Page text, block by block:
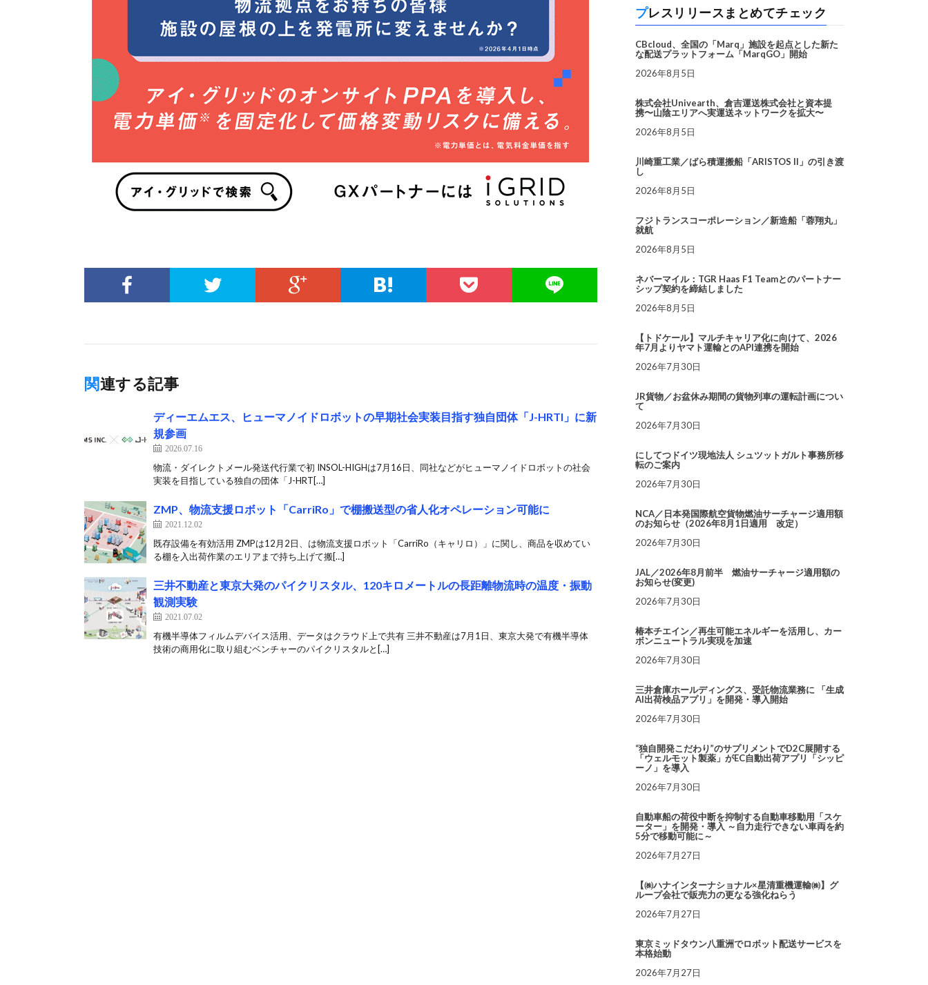
関連する記事
ディーエムエス、ヒューマノイドロボットの早期社会実装目指す独自団体「J-HRTI」に新
規参画
2026.07.16
物流・ダイレクトメール発送代行業で初 INSOL-HIGHは7月16日、同社などがヒューマノイドロボットの社会
実装を目指している独自の団体「J-HRT[…]
ZMP、物流支援ロボット「CarriRo」で棚搬送型の省人化オペレーション可能に
2021.12.02
既存設備を有効活用 ZMPは12月2日、は物流支援ロボット「CarriRo（キャリロ）」に関し、商品を収めてい
る棚を入出荷作業のエリアまで持ち上げて搬[…]
三井不動産と東京大発のパイクリスタル、120キロメートルの長距離物流時の温度・振動
観測実験
2021.07.02
有機半導体フィルムデバイス活用、データはクラウド上で共有 三井不動産は7月1日、東京大発で有機半導体
技術の商用化に取り組むベンチャーのパイクリスタルと[…]
プレスリリースまとめてチェック
CBcloud、全国の「Marq」施設を起点とした新た
な配送プラットフォーム「MarqGO」開始
2026年8月5日
株式会社Univearth、倉吉運送株式会社と資本提
携〜山陰エリアへ実運送ネットワークを拡大〜
2026年8月5日
川崎重工業／ばら積運搬船「ARISTOS II」の引き渡
し
2026年8月5日
フジトランスコーポレーション／新造船「蓉翔丸」
就航
2026年8月5日
ネバーマイル：TGR Haas F1 Teamとのパートナー
シップ契約を締結しました
2026年8月5日
【トドケール】マルチキャリア化に向けて、2026
年7月よりヤマト運輸とのAPI連携を開始
2026年7月30日
JR貨物／お盆休み期間の貨物列車の運転計画につい
て
2026年7月30日
にしてつドイツ現地法人 シュツットガルト事務所移
転のご案内
2026年7月30日
NCA／日本発国際航空貨物燃油サーチャージ適用額
のお知らせ（2026年8月1日適用 改定）
2026年7月30日
JAL／2026年8月前半 燃油サーチャージ適用額の
お知らせ(変更)
2026年7月30日
椿本チエイン／再生可能エネルギーを活用し、カー
ボンニュートラル実現を加速
2026年7月30日
三井倉庫ホールディングス、受託物流業務に 「生成
AI出荷検品アプリ」を開発・導入開始
2026年7月30日
“独自開発こだわり”のサプリメントでD2C展開する
「ウェルモット製薬」がEC自動出荷アプリ「シッピ
ーノ」を導入
2026年7月30日
自動車船の荷役中断を抑制する自動車移動用「スケ
ーター」を開発・導入 ～自力走行できない車両を約
5分で移動可能に～
2026年7月27日
【㈱ハナインターナショナル×星清重機運輸㈱】グ
ループ会社で販売力の更なる強化ねらう
2026年7月27日
東京ミッドタウン八重洲でロボット配送サービスを
本格始動
2026年7月27日